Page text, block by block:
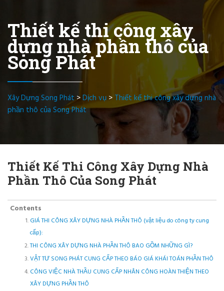
Thiết kế thi công xây
dựng nhà phần thô của
Song Phát
Xây Dựng Song Phát>Dịch vụ > Thiết kế thi công xây dựng nhà
phần thô của Song Phát
Thiết Kế Thi Công Xây Dựng Nhà
Phần Thô Của Song Phát
Contents
GIÁ THI CÔNG XÂY DỰNG NHÀ PHẦN THÔ (vật liệu do công ty cung
cấp):
THI CÔNG XÂY DỰNG NHÀ PHẦN THÔ BAO GỒM NHỮNG GÌ?
VẬT TƯ SONG PHÁT CUNG CẤP THEO BÁO GIÁ KHÁI TOÁN PHẦN THÔ
CÔNG VIỆC NHÀ THẦU CUNG CẤP NHÂN CÔNG HOÀN THIỆN THEO
XÂY DỰNG PHẦN THÔ